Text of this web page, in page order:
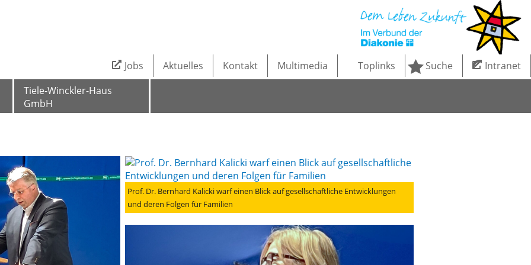
Tiele-Winckler-Haus
GmbH
Jobs Aktuelles Kontakt Multimedia Toplinks Suche Intranet
Prof. Dr. Bernhard Kalicki warf einen Blick auf gesellschaftliche Entwicklungen
und deren Folgen für Familien